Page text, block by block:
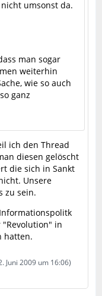
umsonst da.
man sogar
weiterhin
wie so auch
ganz
ich den Thread
diesen gelöscht
die sich in Sankt
Unsere
zu sein.
in
hatten.
Juni 2009 um 16:06)